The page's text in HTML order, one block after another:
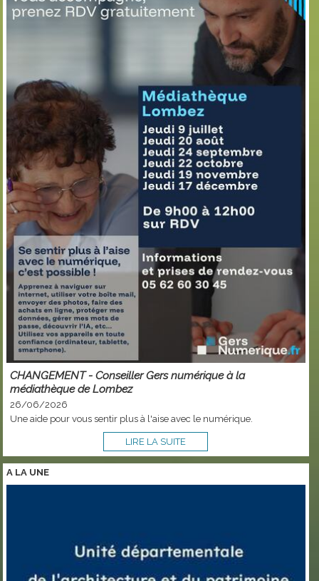
CHANGEMENT - Conseiller Gers numérique à la
médiathèque de Lombez
26/06/2026
Une aide pour vous sentir plus à l'aise avec le numérique.
LIRE LA SUITE
A LA UNE